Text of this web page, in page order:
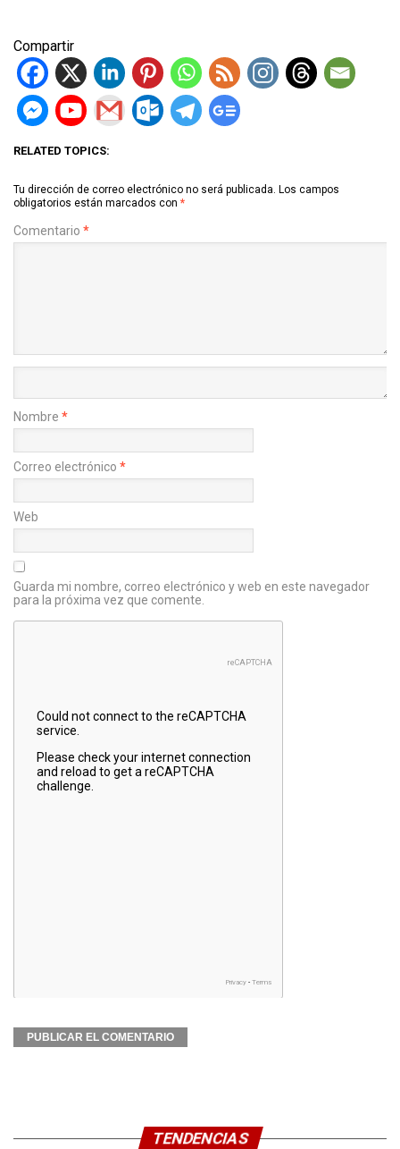
Compartir
RELATED TOPICS:
Tu dirección de correo electrónico no será publicada. Los campos
obligatorios están marcados con *
Comentario *
Nombre *
Correo electrónico *
Web
Guarda mi nombre, correo electrónico y web en este navegador
para la próxima vez que comente.
TENDENCIAS